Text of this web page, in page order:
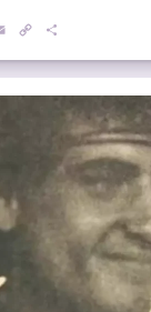
EmailCopy